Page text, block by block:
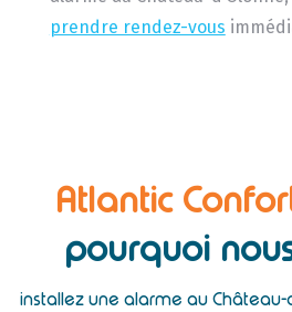
prendre rendez-vous
Atlantic
pourquoi
installez une alarme au Château-